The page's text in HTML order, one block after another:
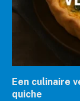
Een culinaire
quiche